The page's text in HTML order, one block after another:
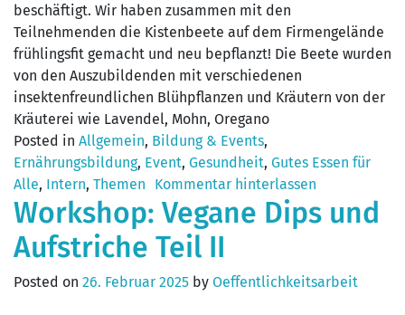
beschäftigt. Wir haben zusammen mit den
Teilnehmenden die Kistenbeete auf dem Firmengelände
frühlingsfit gemacht und neu bepflanzt! Die Beete wurden
von den Auszubildenden mit verschiedenen
insektenfreundlichen Blühpflanzen und Kräutern von der
Kräuterei wie Lavendel, Mohn, Oregano
Posted in Allgemein, Bildung & Events,
Ernährungsbildung, Event, Gesundheit, Gutes Essen für
Alle, Intern, Themen Kommentar hinterlassen
Workshop: Vegane Dips und
Aufstriche Teil II
Posted on 26. Februar 2025 by Oeffentlichkeitsarbeit